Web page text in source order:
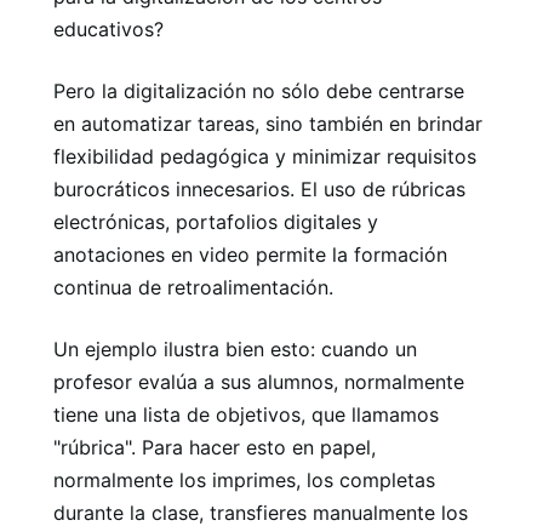
educativos?
Pero la digitalización no sólo debe centrarse
en automatizar tareas, sino también en brindar
flexibilidad pedagógica y minimizar requisitos
burocráticos innecesarios. El uso de rúbricas
electrónicas, portafolios digitales y
anotaciones en video permite la formación
continua de retroalimentación.
Un ejemplo ilustra bien esto: cuando un
profesor evalúa a sus alumnos, normalmente
tiene una lista de objetivos, que llamamos
"rúbrica". Para hacer esto en papel,
normalmente los imprimes, los completas
durante la clase, transfieres manualmente los